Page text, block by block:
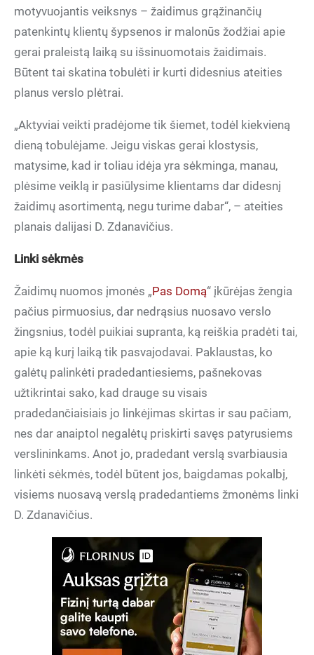
motyvuojantis veiksnys – žaidimus grąžinančių
patenkintų klientų šypsenos ir malonūs žodžiai apie
gerai praleistą laiką su išsinuomotais žaidimais.
Būtent tai skatina tobulėti ir kurti didesnius ateities
planus verslo plėtrai.
„Aktyviai veikti pradėjome tik šiemet, todėl kiekvieną
dieną tobulėjame. Jeigu viskas gerai klostysis,
matysime, kad ir toliau idėja yra sėkminga, manau,
plėsime veiklą ir pasiūlysime klientams dar didesnį
žaidimų asortimentą, negu turime dabar“, – ateities
planais dalijasi D. Zdanavičius.
Linki sėkmės
Žaidimų nuomos įmonės „Pas Domą“ įkūrėjas žengia
pačius pirmuosius, dar nedrąsius nuosavo verslo
žingsnius, todėl puikiai supranta, ką reiškia pradėti tai,
apie ką kurį laiką tik pasvajodavai. Paklaustas, ko
galėtų palinkėti pradedantiesiems, pašnekovas
užtikrintai sako, kad drauge su visais
pradedančiaisiais jo linkėjimas skirtas ir sau pačiam,
nes dar anaiptol negalėtų priskirti savęs patyrusiems
verslininkams. Anot jo, pradedant verslą svarbiausia
linkėti sėkmės, todėl būtent jos, baigdamas pokalbį,
visiems nuosavą verslą pradedantiems žmonėms linki
D. Zdanavičius.